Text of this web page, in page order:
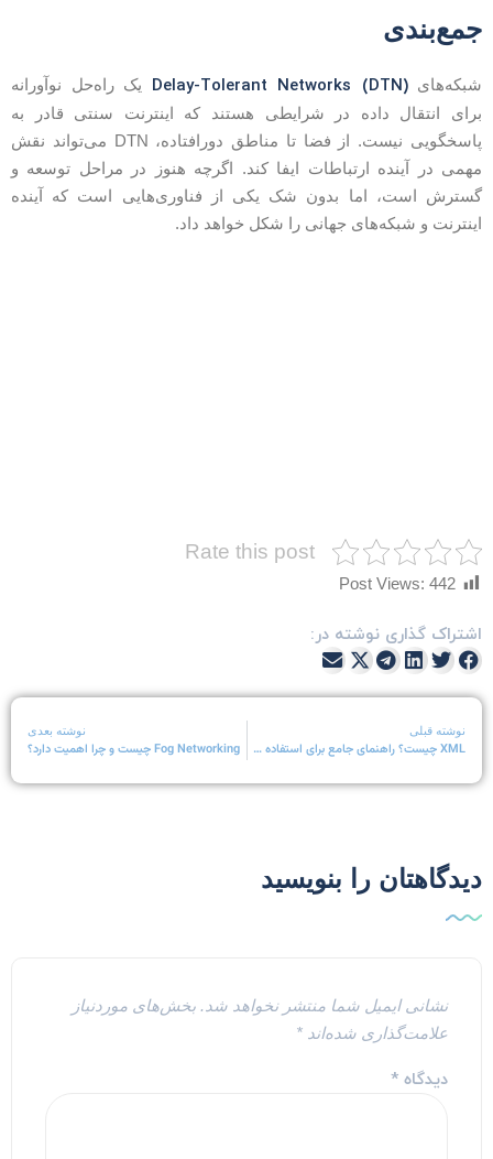
Delay-Tolerant Networks (DTN)یک راه‌حل نوآورانه
انتقال داده در شرایطی هستند که اینترنت سنتی قادر به
پاسخگویی نیست. از فضا تا مناطق دورافتاده، DTN می‌تواند نقش
در آینده ارتباطات ایفا کند. اگرچه هنوز در مراحل توسعه و
است، اما بدون شک یکی از فناوری‌هایی است که آینده
و شبکه‌های جهانی را شکل خواهد داد.
Rate this post
Post Views: 442
گذاری نوشته در:
نوشته قبلی
XML چیست؟ راهنمای جامع برای استفاده XML در وب و هاستینگ
نوشته بعدی
Fog Networking چیست و چرا اهمیت دارد؟
را بنویسید
نشانی ایمیل شما منتشر نخواهد شد. بخش‌های موردنیاز
علامت‌گذاری شده‌اند*
دیدگاه*